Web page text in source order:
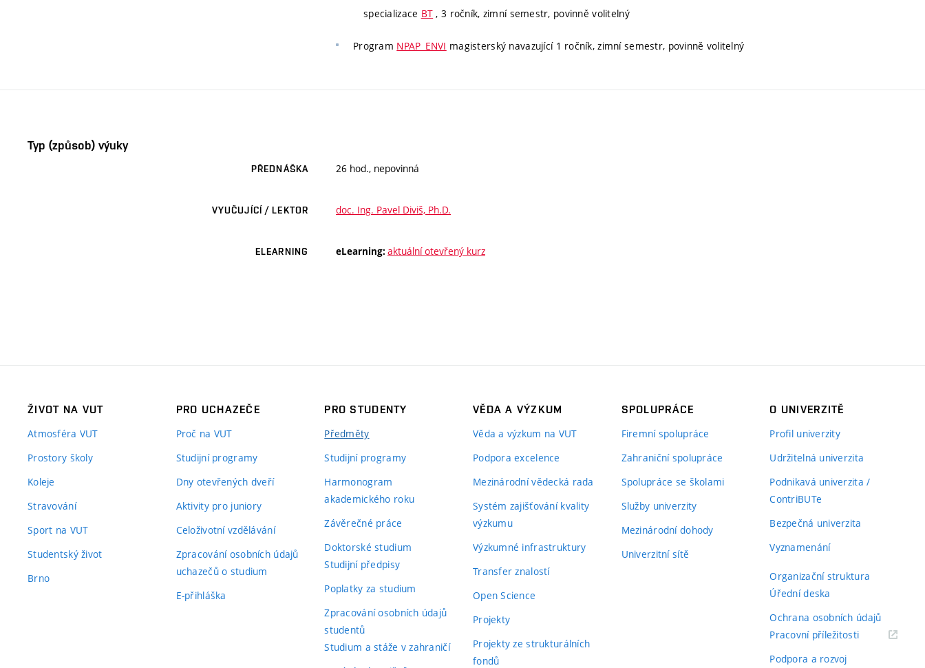
specializace BT , 3 ročník, zimní semestr, povinně volitelný
Program NPAP_ENVI magisterský navazující 1 ročník, zimní semestr, povinně volitelný
Typ (způsob) výuky
PŘEDNÁŠKA 26 hod., nepovinná
VYUČUJÍCÍ / LEKTOR doc. Ing. Pavel Diviš, Ph.D.
ELEARNING eLearning: aktuální otevřený kurz
ŽIVOT NA VUT
Atmosféra VUT
Prostory školy
Koleje
Stravování
Sport na VUT
Studentský život
Brno
PRO UCHAZEČE
Proč na VUT
Studijní programy
Dny otevřených dveří
Aktivity pro juniory
Celoživotní vzdělávání
Zpracování osobních údajů
uchazečů o studium
E-přihláška
PRO STUDENTY
Předměty
Studijní programy
Harmonogram
akademického roku
Závěrečné práce
Doktorské studium
Studijní předpisy
Poplatky za studium
Zpracování osobních údajů
studentů
Studium a stáže v zahraničí
VĚDA A VÝZKUM
Věda a výzkum na VUT
Podpora excelence
Mezinárodní vědecká rada
Systém zajišťování kvality
výzkumu
Výzkumné infrastruktury
Transfer znalostí
Open Science
Projekty
Projekty ze strukturálních
fondů
SPOLUPRÁCE
Firemní spolupráce
Zahraniční spolupráce
Spolupráce se školami
Služby univerzity
Mezinárodní dohody
Univerzitní sítě
O UNIVERZITĚ
Profil univerzity
Udržitelná univerzita
Podnikavá univerzita /
ContriBUTe
Bezpečná univerzita
Vyznamenání
Organizační struktura
Úřední deska
Ochrana osobních údajů
Pracovní příležitosti(externí
Podpora a rozvoj